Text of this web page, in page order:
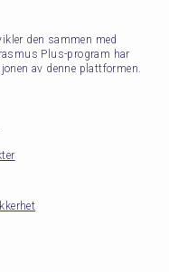
den sammen med
Plus-program har
av denne plattformen.